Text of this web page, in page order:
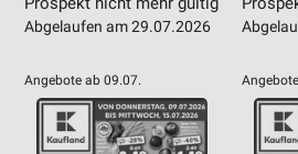
Abgelaufen am 29.07.2026
Angebote ab 09.07.
Informationen identifizieren
Notwendig
Performance